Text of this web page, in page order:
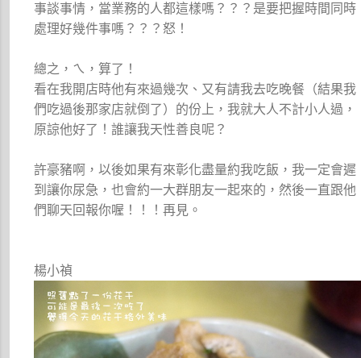
事談事情，當業務的人都這樣嗎？？？是要把握時間同時
處理好幾件事嗎？？？怒！
總之，ㄟ，算了！
看在我開店時他有來過幾次、又有請我去吃晚餐（結果我
們吃過後那家店就倒了）的份上，我就大人不計小人過，
原諒他好了！誰讓我天性善良呢？
許豪豬啊，以後如果有來彰化盡量約我吃飯，我一定會遲
到讓你尿急，也會約一大群朋友一起來的，然後一直跟他
們聊天回報你喔！！！再見。
楊小禎